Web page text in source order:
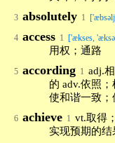
3 absolutely 1
4 access 1 ['ækses,
用权；通路
5 according 1 adj.
的 adv.依照
使和谐一致；
6 achieve 1 vt.取得
实现预期的